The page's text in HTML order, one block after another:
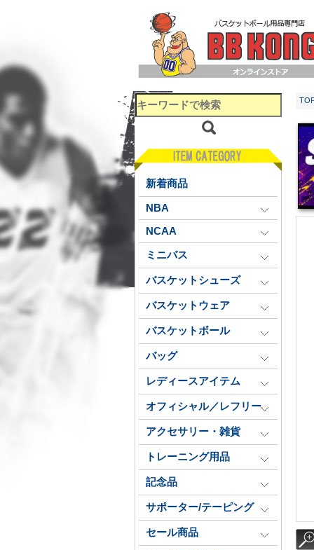
新着商品
NBA
NCAA
ミニバス
バスケットシューズ
バスケットウェア
バスケットボール
バッグ
レディースアイテム
オフィシャル／レフリー
アクセサリー・雑貨
トレーニング用品
記念品
サポーター/テーピング
セール商品